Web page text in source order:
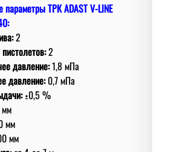
параметры ТРК ADAST V-LINE
2
2
давление:1,8 мПа
давление:0,7 мПа
±0,5 %
мм
мм